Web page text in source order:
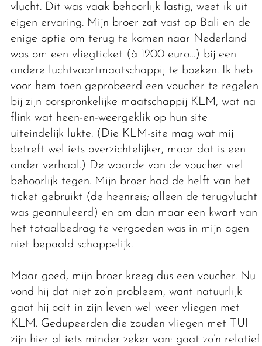
vlucht. Dit was vaak behoorlijk lastig, weet ik uit
eigen ervaring. Mijn broer zat vast op Bali en de
enige optie om terug te komen naar Nederland
was om een vliegticket (à 1200 euro…) bij een
andere luchtvaartmaatschappij te boeken. Ik heb
voor hem toen geprobeerd een voucher te regelen
bij zijn oorspronkelijke maatschappij KLM, wat na
flink wat heen-en-weergeklik op hun site
uiteindelijk lukte. (Die KLM-site mag wat mij
betreft wel iets overzichtelijker, maar dat is een
ander verhaal.) De waarde van de voucher viel
behoorlijk tegen. Mijn broer had de helft van het
ticket gebruikt (de heenreis; alleen de terugvlucht
was geannuleerd) en om dan maar een kwart van
het totaalbedrag te vergoeden was in mijn ogen
niet bepaald schappelijk.
Maar goed, mijn broer kreeg dus een voucher. Nu
vond hij dat niet zo’n probleem, want natuurlijk
gaat hij ooit in zijn leven wel weer vliegen met
KLM. Gedupeerden die zouden vliegen met TUI
zijn hier al iets minder zeker van: gaat zo’n relatief